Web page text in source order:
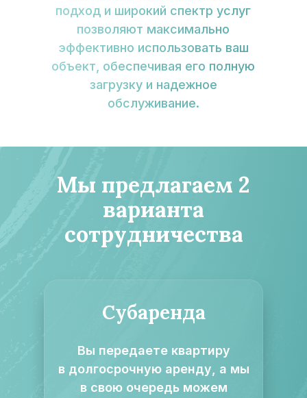
подход и широкий спектр услуг
позволяют максимально
эффективно использовать ваш
объект, обеспечивая его полную
загрузку и надежное
обслуживание.
Мы предлагаем 2
варианта
сотрудничества
Субаренда
Вы передаете квартиру
в долгосрочную аренду, а мы
в свою очередь можем